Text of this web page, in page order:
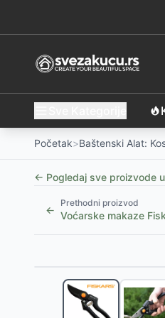
Početak>Baštenski Alat:
← Pogledaj sve proizvode
←
Prethodni proizvod
Voćarske makaze
Hoteche Makaze za
Hoteche Kaljene